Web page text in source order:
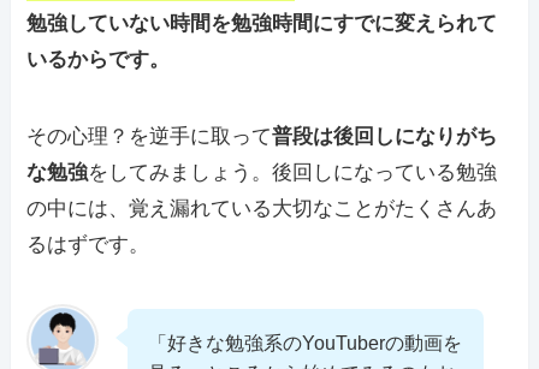
勉強していない時間を勉強時間にすでに変えられて
いるからです。
その心理？を逆手に取って普段は後回しになりがち
な勉強をしてみましょう。後回しになっている勉強
の中には、覚え漏れている大切なことがたくさんあ
るはずです。
「好きな勉強系のYouTuberの動画を